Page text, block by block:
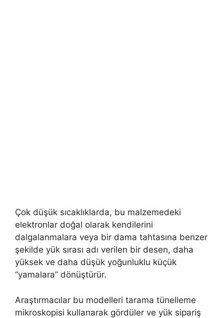
Çok düşük sıcaklıklarda, bu malzemedeki
elektronlar doğal olarak kendilerini
dalgalanmalara veya bir dama tahtasına benzer
şekilde yük sırası adı verilen bir desen, daha
yüksek ve daha düşük yoğunluklu küçük
“yamalara” dönüştürür.
Araştırmacılar bu modelleri tarama tünelleme
mikroskopisi kullanarak gördüler ve yük sipariş